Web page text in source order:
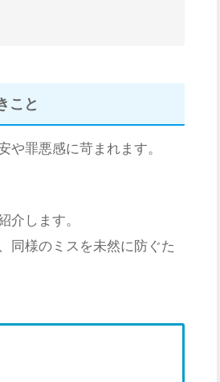
こと
罪悪感に苛まれます。
介します。
同様のミスを未然に防ぐた